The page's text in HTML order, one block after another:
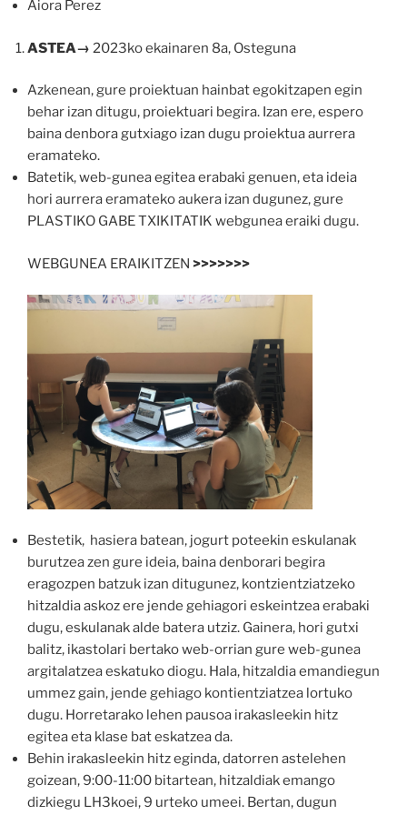
Aiora Perez
ASTEA→ 2023ko ekainaren 8a, Osteguna
Azkenean, gure proiektuan hainbat egokitzapen egin
behar izan ditugu, proiektuari begira. Izan ere, espero
baina denbora gutxiago izan dugu proiektua aurrera
eramateko.
Batetik, web-gunea egitea erabaki genuen, eta ideia
hori aurrera eramateko aukera izan dugunez, gure
PLASTIKO GABE TXIKITATIK webgunea eraiki dugu.
WEBGUNEA ERAIKITZEN >>>>>>>
Bestetik, hasiera batean, jogurt poteekin eskulanak
burutzea zen gure ideia, baina denborari begira
eragozpen batzuk izan ditugunez, kontzientziatzeko
hitzaldia askoz ere jende gehiagori eskeintzea erabaki
dugu, eskulanak alde batera utziz. Gainera, hori gutxi
balitz, ikastolari bertako web-orrian gure web-gunea
argitalatzea eskatuko diogu. Hala, hitzaldia emandiegun
ummez gain, jende gehiago kontientziatzea lortuko
dugu. Horretarako lehen pausoa irakasleekin hitz
egitea eta klase bat eskatzea da.
Behin irakasleekin hitz eginda, datorren astelehen
goizean, 9:00-11:00 bitartean, hitzaldiak emango
dizkiegu LH3koei, 9 urteko umeei. Bertan, dugun